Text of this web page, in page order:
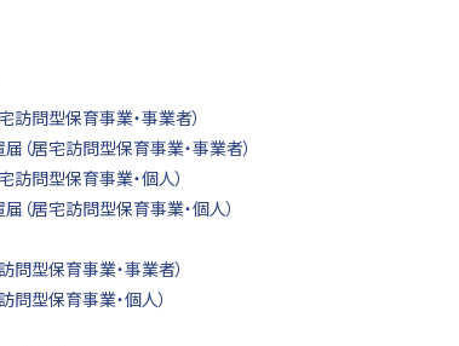
問型保育事業・事業者）
居宅訪問型保育事業・事業者）
問型保育事業・個人）
居宅訪問型保育事業・個人）
型保育事業・事業者）
型保育事業・個人）